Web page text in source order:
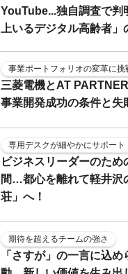
YouTube...独自調査で判
上いるデジタル高齢者
事業ポートフォリオの変革に挑
三菱電機とAT
事業開発成功の条件と失
専用デスクが細やかにサポート
ビジネスリーダーのため
間…都心を離れて軽井沢
荘」へ！
期待を超えるチームの強さ
「さすが」の一言に込